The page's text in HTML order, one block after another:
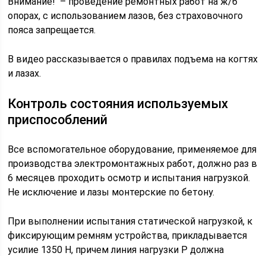
опорах, с использованием лазов, без страховочного
пояса запрещается.
В видео рассказывается о правилах подъема на когтях
и лазах.
Контроль состояния используемых
приспособлений
Все вспомогательное оборудование, применяемое для
производства электромонтажных работ, должно раз в
6 месяцев проходить осмотр и испытания нагрузкой.
Не исключение и лазы монтерские по бетону.
При выполнении испытания статической нагрузкой, к
фиксирующим ремням устройства, прикладывается
усилие 1350 Н, причем линия нагрузки Р должна